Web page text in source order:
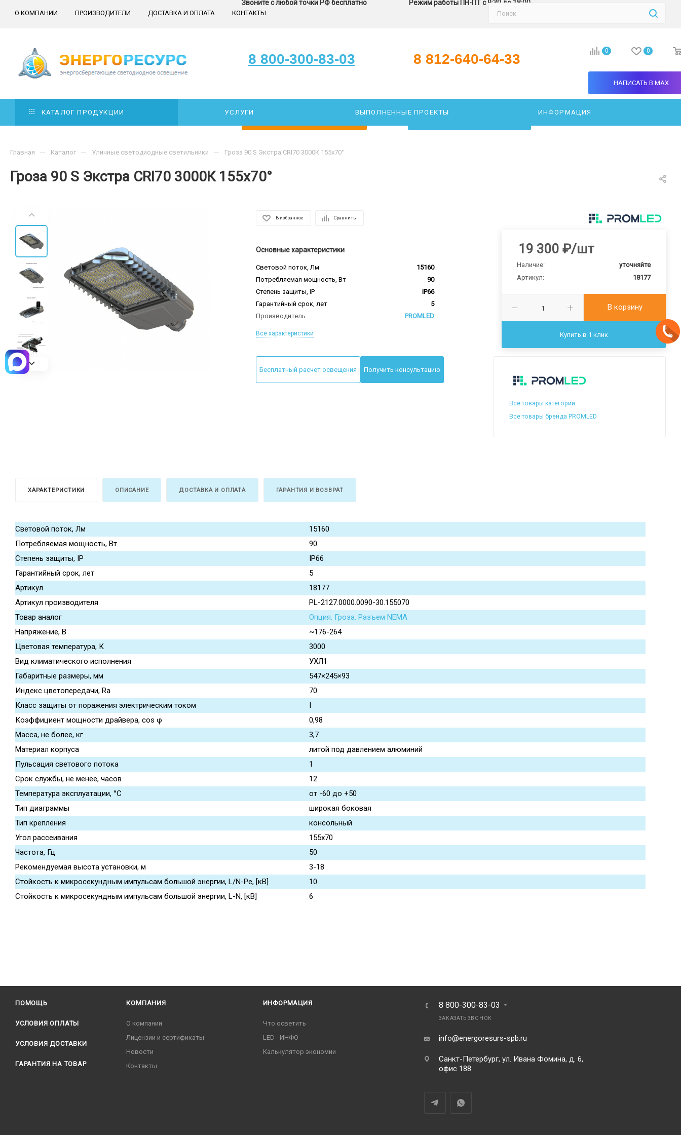
О КОМПАНИИ ПРОИЗВОДИТЕЛИ ДОСТАВКА И ОПЛАТА КОНТАКТЫ
Звоните с любой точки РФ бесплатно
8 800-300-83-03
Режим работы ПН-ПТ с 9:30 до 18:00
8 812-640-64-33
0 0
НАПИСАТЬ В MAX
КАТАЛОГ ПРОДУКЦИИ УСЛУГИ ВЫПОЛНЕННЫЕ ПРОЕКТЫ ИНФОРМАЦИЯ
Гроза 90 S Экстра CRI70 3000К 155х70°
Главная — Каталог — Уличные светодиодные светильники — Гроза 90 S Экстра CRI70 3000К 155х70°
В избранное Сравнить
Основные характеристики
Световой поток, Лм
15160
Потребляемая мощность, Вт
90
Степень защиты, IP
IP66
Гарантийный срок, лет
5
Производитель
PROMLED
Все характеристики
19 300 ₽/шт
Наличие:
уточняйте
Артикул:
18177
В корзину
Купить в 1 клик
Бесплатный расчет освещения Получить консультацию
Все товары категории
Все товары бренда PROMLED
ХАРАКТЕРИСТИКИ ОПИСАНИЕ ДОСТАВКА И ОПЛАТА ГАРАНТИЯ И ВОЗВРАТ
Световой поток, Лм
15160
Потребляемая мощность, Вт
90
Степень защиты, IP
IP66
Гарантийный срок, лет
5
Артикул
18177
Артикул производителя
PL-2127.0000.0090-30.155070
Товар аналог
Опция. Гроза. Разъем NEMA
Напряжение, В
~176-264
Цветовая температура, К
3000
Вид климатического исполнения
УХЛ1
Габаритные размеры, мм
547×245×93
Индекс цветопередачи, Ra
70
Класс защиты от поражения электрическим током
I
Коэффициент мощности драйвера, cos φ
0,98
Масса, не более, кг
3,7
Материал корпуса
литой под давлением алюминий
Пульсация светового потока
1
Срок службы, не менее, часов
12
Температура эксплуатации, °С
от -60 до +50
Тип диаграммы
широкая боковая
Тип крепления
консольный
Угол рассеивания
155x70
Частота, Гц
50
Рекомендуемая высота установки, м
3-18
Стойкость к микросекундным импульсам большой энергии, L/N-Pe, [кВ]
10
Стойкость к микросекундным импульсам большой энергии, L-N, [кВ]
6
ПОМОЩЬ
УСЛОВИЯ ОПЛАТЫ
УСЛОВИЯ ДОСТАВКИ
ГАРАНТИЯ НА ТОВАР
КОМПАНИЯ
О компании
Лицензии и сертификаты
Новости
Контакты
ИНФОРМАЦИЯ
Что осветить
LED - ИНФО
Калькулятор экономии
8 800-300-83-03
ЗАКАЗАТЬ ЗВОНОК
info@energoresurs-spb.ru
Санкт-Петербург, ул. Ивана Фомина, д. 6,
офис 188